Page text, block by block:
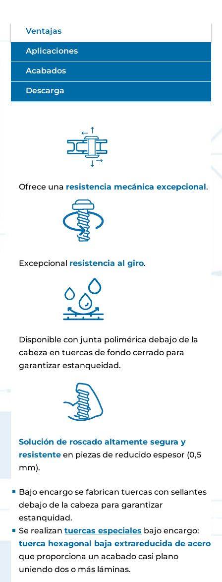
Ventajas
Aplicaciones
Acabados
Descarga
Ofrece una resistencia mecánica excepcional.
Excepcional resistencia al giro.
Disponible con junta polimérica debajo de la
cabeza en tuercas de fondo cerrado para
garantizar estanqueidad.
Solución de roscado altamente segura y
resistente en piezas de reducido espesor (0,5
mm).
Bajo encargo se fabrican tuercas con sellantes
debajo de la cabeza para garantizar
estanquidad.
Se realizantuercas especiales bajo encargo:
tuerca hexagonal baja extrareducida de acero
que proporciona un acabado casi plano
uniendo dos o más láminas.